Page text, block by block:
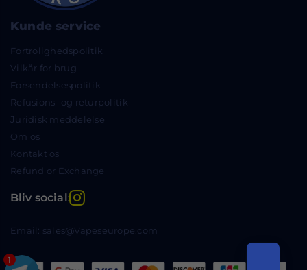
Kunde service
Fortrolighedspolitik
Vilkår for brug
Forsendelsespolitik
Refusions- og returpolitik
Juridisk meddelelse
Om os
Kontakt os
Refund or Exchange
Bliv social: Instagram
Email: sales@Vapeseurope.com
1